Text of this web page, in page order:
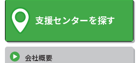
支援センターを探す
会社概要